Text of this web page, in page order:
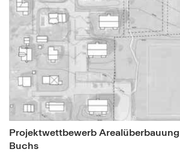
Projektwettbewerb
Buchs